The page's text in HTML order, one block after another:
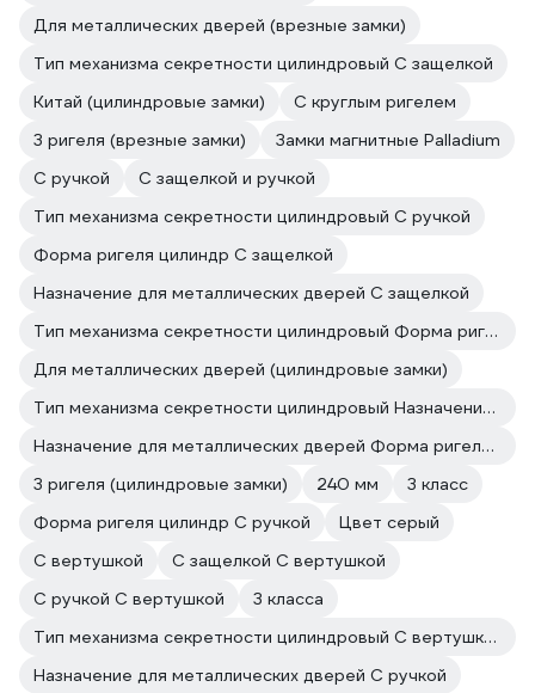
Для металлических дверей (врезные замки)
Тип механизма секретности цилиндровый С защелкой
Китай (цилиндровые замки)
С круглым ригелем
3 ригеля (врезные замки)
Замки магнитные Palladium
С ручкой
С защелкой и ручкой
Тип механизма секретности цилиндровый С ручкой
Форма ригеля цилиндр С защелкой
Назначение для металлических дверей С защелкой
Тип механизма секретности цилиндровый Форма ригеля цилиндр
Для металлических дверей (цилиндровые замки)
Тип механизма секретности цилиндровый Назначение для металлических дверей
Назначение для металлических дверей Форма ригеля цилиндр
3 ригеля (цилиндровые замки)
240 мм
3 класс
Форма ригеля цилиндр С ручкой
Цвет серый
С вертушкой
С защелкой С вертушкой
С ручкой С вертушкой
3 класса
Тип механизма секретности цилиндровый С вертушкой
Назначение для металлических дверей С ручкой